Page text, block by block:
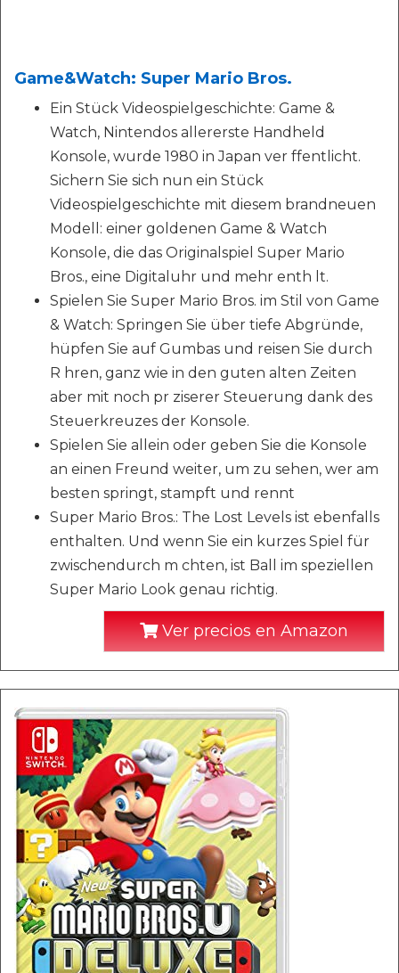
Game&Watch: Super Mario Bros.
Ein Stück Videospielgeschichte: Game &
Watch, Nintendos allererste Handheld
Konsole, wurde 1980 in Japan ver ffentlicht.
Sichern Sie sich nun ein Stück
Videospielgeschichte mit diesem brandneuen
Modell: einer goldenen Game & Watch
Konsole, die das Originalspiel Super Mario
Bros., eine Digitaluhr und mehr enth lt.
Spielen Sie Super Mario Bros. im Stil von Game
& Watch: Springen Sie über tiefe Abgründe,
hüpfen Sie auf Gumbas und reisen Sie durch
R hren, ganz wie in den guten alten Zeiten
aber mit noch pr ziserer Steuerung dank des
Steuerkreuzes der Konsole.
Spielen Sie allein oder geben Sie die Konsole
an einen Freund weiter, um zu sehen, wer am
besten springt, stampft und rennt
Super Mario Bros.: The Lost Levels ist ebenfalls
enthalten. Und wenn Sie ein kurzes Spiel für
zwischendurch m chten, ist Ball im speziellen
Super Mario Look genau richtig.
Ver precios en Amazon